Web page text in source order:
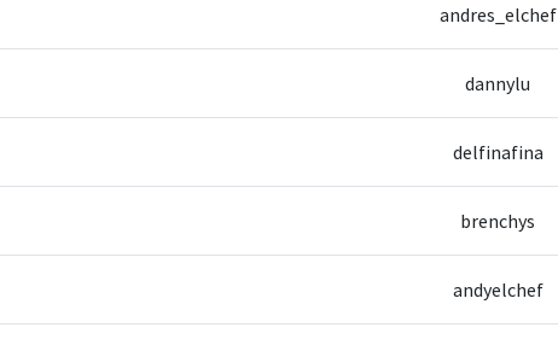
andres_elchef
dannylu
delfinafina
brenchys
andyelchef